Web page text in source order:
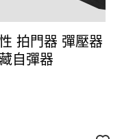
拍門器 彈壓器
自彈器